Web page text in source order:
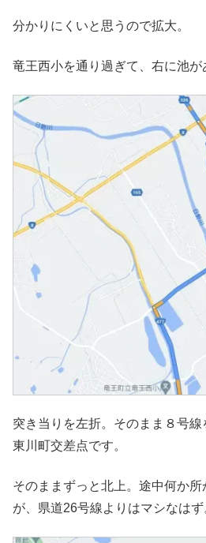
分かりにくいと思うので拡大。
竜王西小を通り過ぎて、右に池が
突き当りを左折。そのまま８号
東川町交差点です。
そのままずっと北上。途中何か
が、県道26号線よりはマシなはず